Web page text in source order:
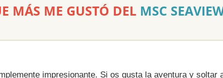
MÁS ME GUSTÓ DELMSC
impresionante. Si os gusta la aventura y soltar